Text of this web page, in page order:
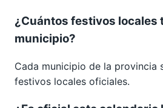
¿Cuántos festivos locales
municipio?
Cada municipio de la provincia
festivos locales oficiales.